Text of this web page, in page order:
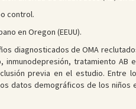
control.
en Oregon (EEUU).
diagnosticados de OMA
inmunodepresión, tratamiento
previa en el estudio. Entre
datos demográficos de los